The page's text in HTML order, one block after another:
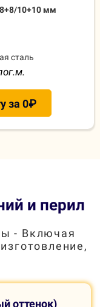
10+10 мм
сталь
за 0₽
и перил
- Включая
оттенок)